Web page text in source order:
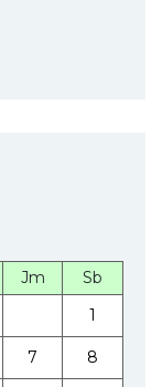
Jm
Sb
1
7 8